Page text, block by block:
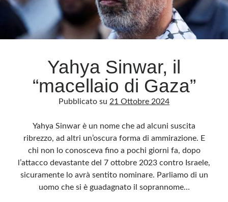
Yahya Sinwar, il
“macellaio di Gaza”
Pubblicato su 21 Ottobre 2024
Yahya Sinwar è un nome che ad alcuni suscita
ribrezzo, ad altri un’oscura forma di ammirazione. E
chi non lo conosceva fino a pochi giorni fa, dopo
l’attacco devastante del 7 ottobre 2023 contro Israele,
sicuramente lo avrà sentito nominare. Parliamo di un
uomo che si è guadagnato il soprannome…